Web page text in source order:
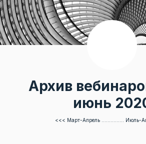
Архив
июнь
<<< Март-Апрель Июль-